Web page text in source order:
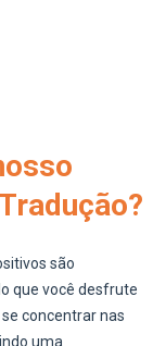
são
que você desfrute
concentrar nas
uma